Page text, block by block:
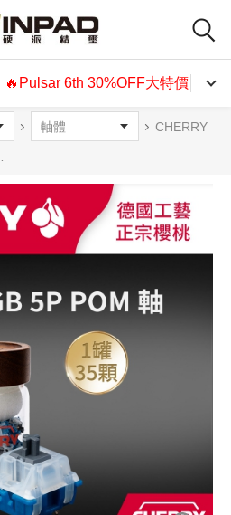
🔥Pulsar 6th 30%OFF大特價🔥
CHERRY